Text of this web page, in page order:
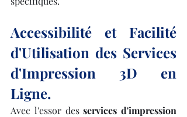
Accessibilité et Facilité
d'Utilisation des Services
d'Impression 3D en
Ligne.
Avec l'essor des services d'impression